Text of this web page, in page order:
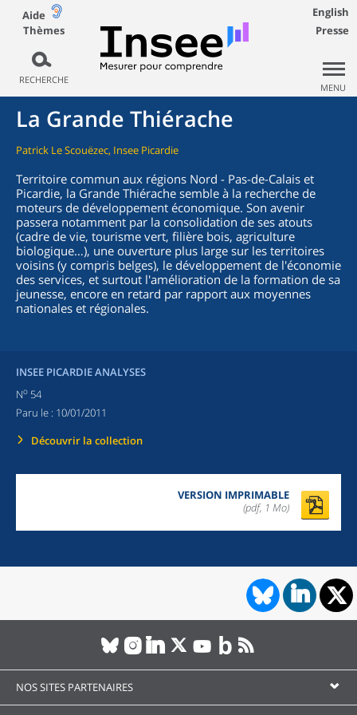
Aide
Thèmes
RECHERCHE
English
Presse
MENU
La Grande Thiérache
Patrick Le Scouëzec, Insee Picardie
Territoire commun aux régions Nord - Pas-de-Calais et
Picardie, la Grande Thiérache semble à la recherche de
moteurs de développement économique. Son avenir
passera notamment par la consolidation de ses atouts
(cadre de vie, tourisme vert, filière bois, agriculture
biologique…), une ouverture plus large sur les territoires
voisins (y compris belges), le développement de l'économie
des services, et surtout l'amélioration de la formation de sa
jeunesse, encore en retard par rapport aux moyennes
nationales et régionales.
INSEE PICARDIE ANALYSES
No 54
Paru le : 10/01/2011
Découvrir la collection
VERSION IMPRIMABLE
(pdf, 1 Mo)
NOS SITES PARTENAIRES